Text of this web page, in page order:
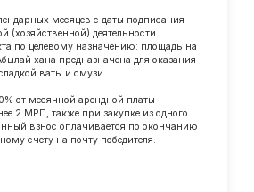
месяцев с даты подписания
(хозяйственной) деятельности.
по целевому назначению: площадь на
хана предназначена для оказания
ваты и смузи.
от месячной арендной платы
2 МРП, также при закупке из одного
взнос оплачивается по окончанию
счету на почту победителя.